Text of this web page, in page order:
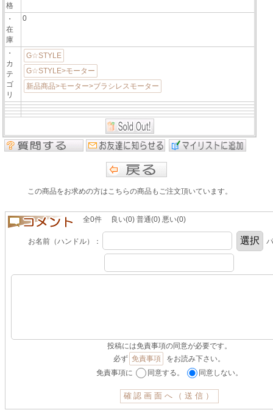
格
・
在
庫
0
・
カ
テ
ゴ
リ
G☆STYLE
G☆STYLE>モーター
新品商品>モーター>ブラシレスモーター
この商品をお求めの方はこちらの商品もご注文頂いています。
全0件 良い(0) 普通(0) 悪い(0)
お名前（ハンドル）：
投稿には免責事項の同意が必要です。
必ず 免責事項
をお読み下さい。
免責事項に
同意する。 同意しない。